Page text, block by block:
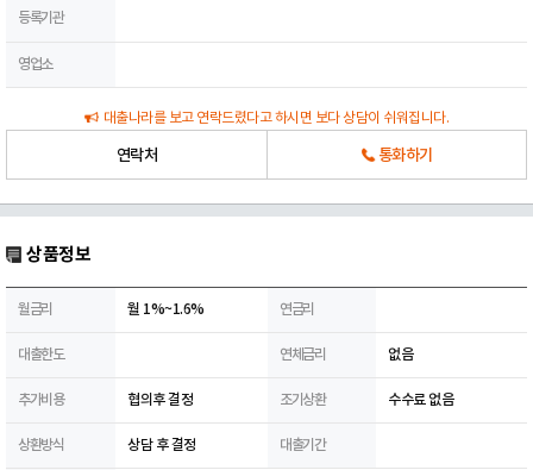
등록기관
영업소
대출나라를 보고 연락드렸다고 하시면 보다 상담이 쉬워집니다.
연락처 통화하기
상품정보
월금리 월 1%~1.6% 연금리
대출한도 연체금리 없음
추가비용 협의후 결정 조기상환 수수료 없음
상환방식 상담 후 결정 대출기간